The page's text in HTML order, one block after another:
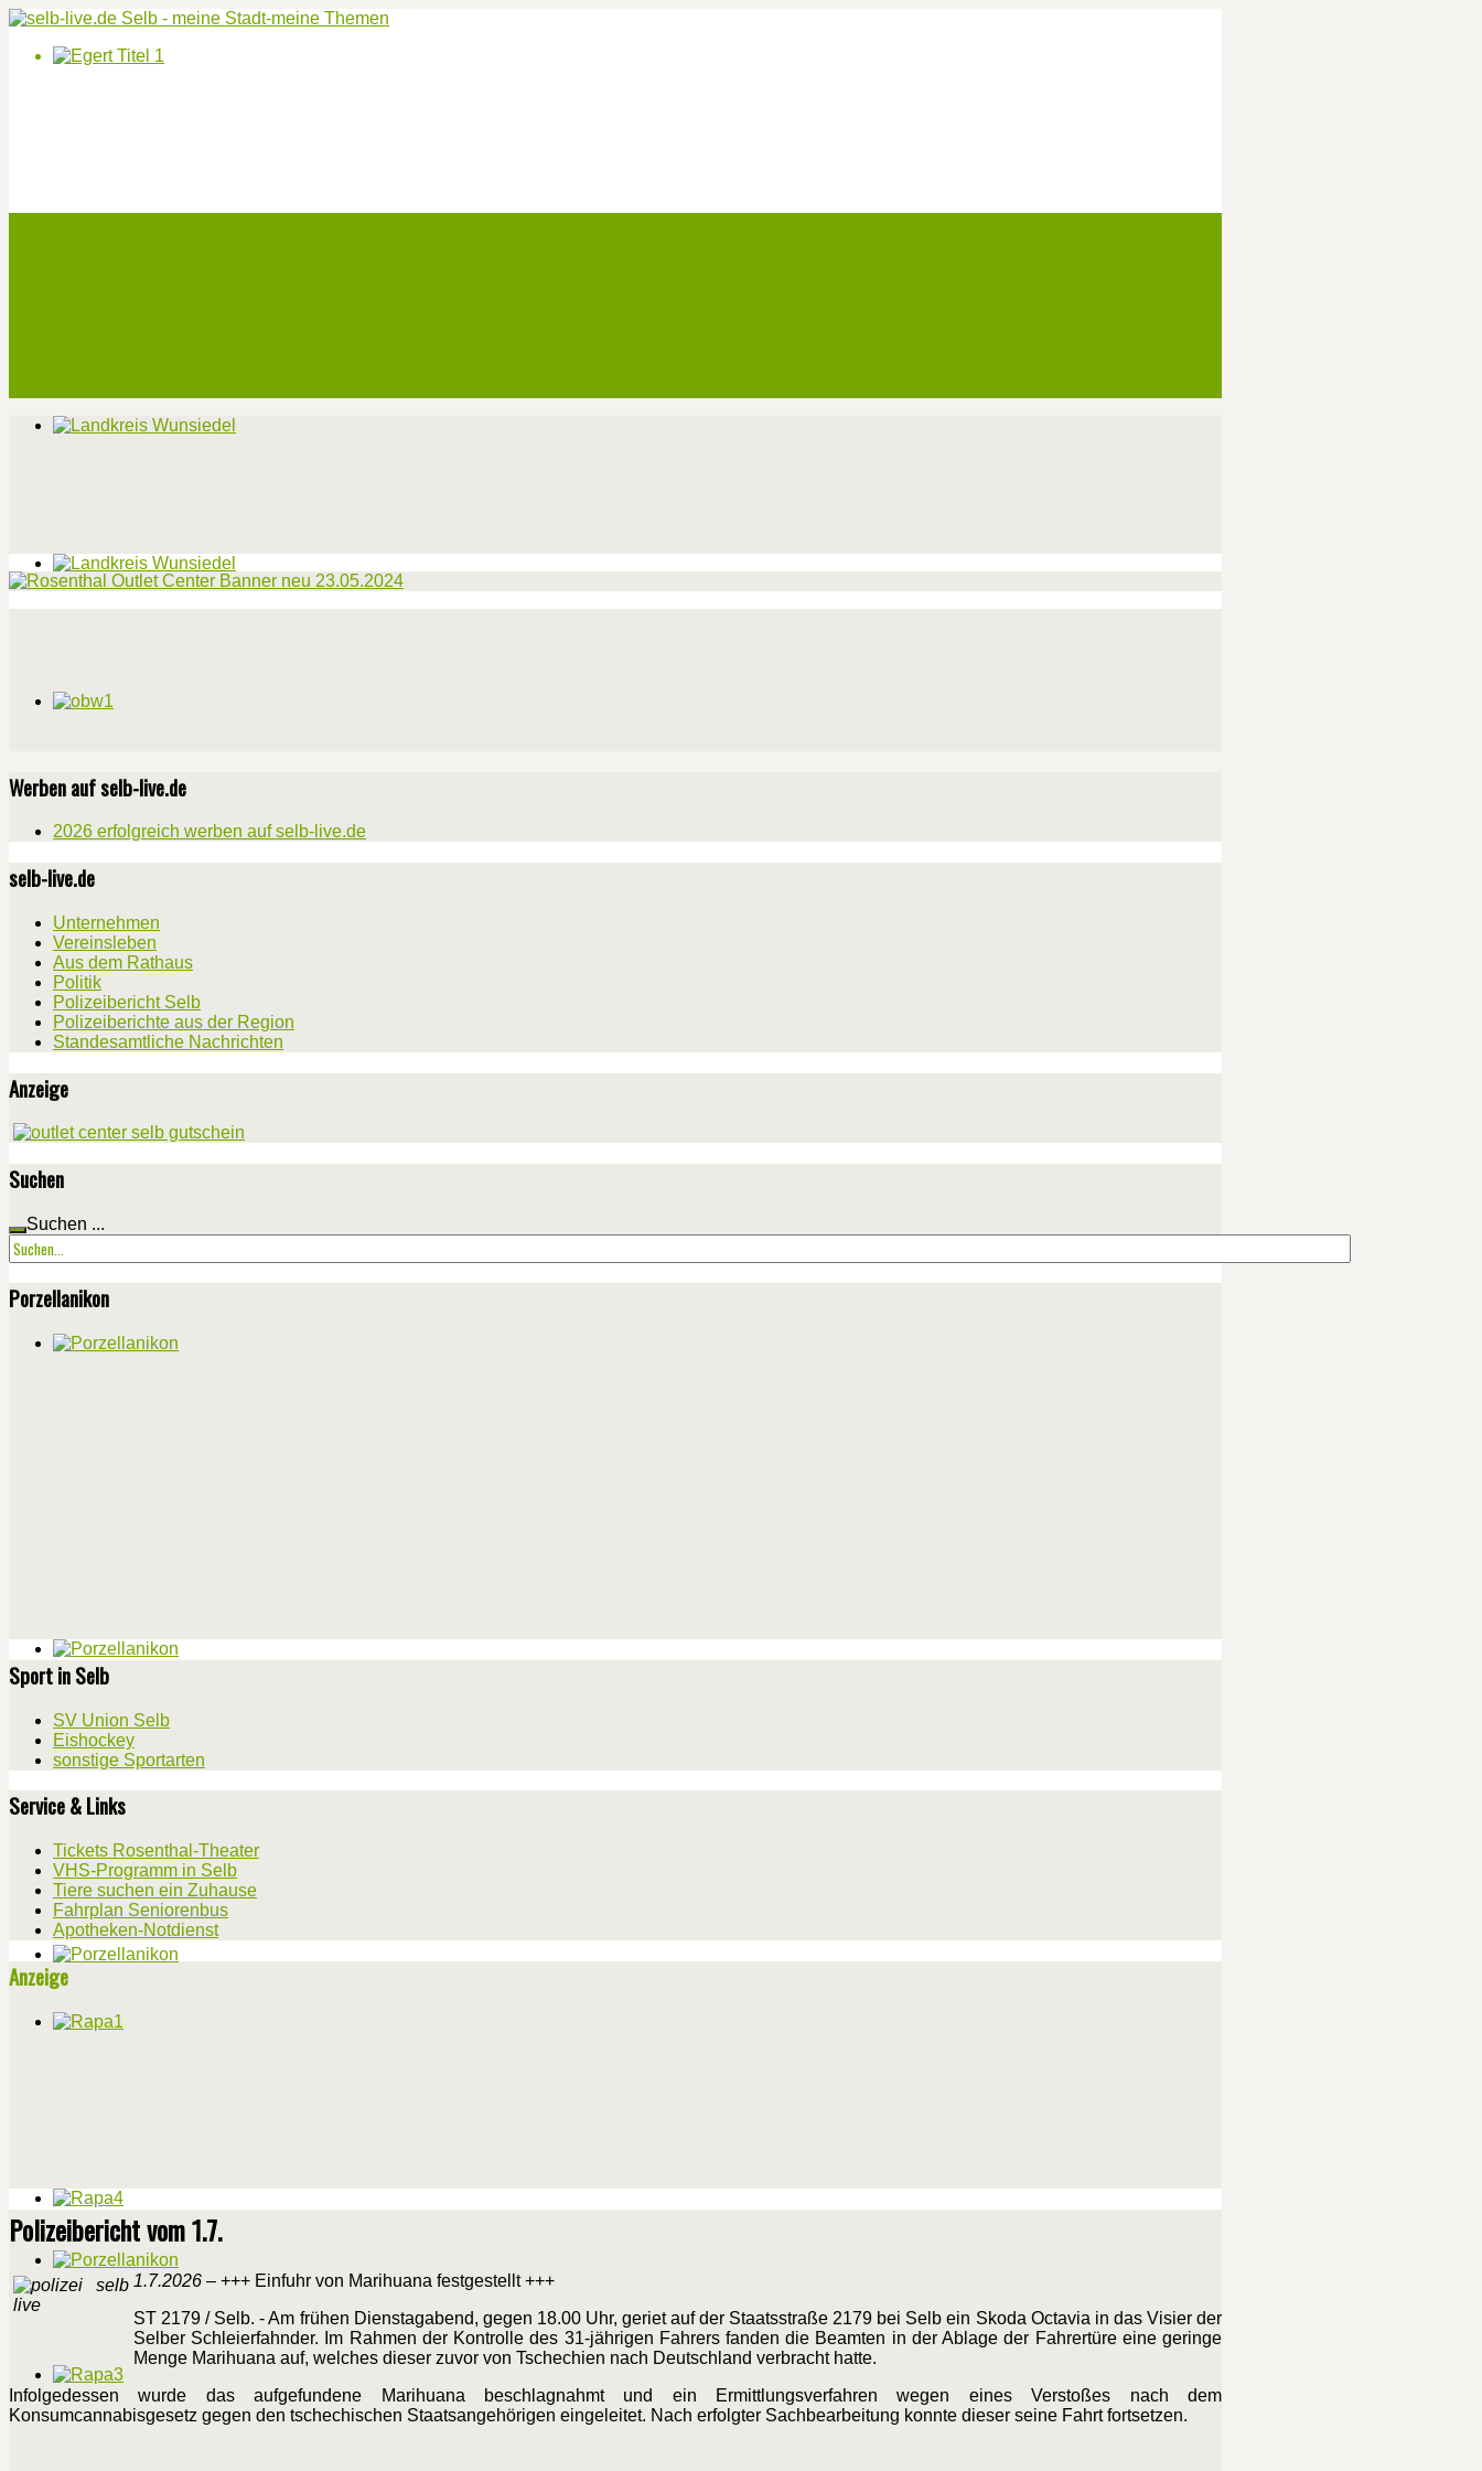
Werben auf selb-live.de
2026 erfolgreich werben auf selb-live.de
selb-live.de
Unternehmen
Vereinsleben
Aus dem Rathaus
Politik
Polizeibericht Selb
Polizeiberichte aus der Region
Standesamtliche Nachrichten
Anzeige
Suchen
Suchen ...
Porzellanikon
Sport in Selb
SV Union Selb
Eishockey
sonstige Sportarten
Service & Links
Tickets Rosenthal-Theater
VHS-Programm in Selb
Tiere suchen ein Zuhause
Fahrplan Seniorenbus
Apotheken-Notdienst
Anzeige
Polizeibericht vom 1.7.
1.7.2026 – +++ Einfuhr von Marihuana festgestellt +++
ST 2179 / Selb. - Am frühen Dienstagabend, gegen 18.00 Uhr, geriet auf der Staatsstraße 2179 bei Selb ein Skoda Octavia in das Visier der
Selber Schleierfahnder. Im Rahmen der Kontrolle des 31-jährigen Fahrers fanden die Beamten in der Ablage der Fahrertüre eine geringe
Menge Marihuana auf, welches dieser zuvor von Tschechien nach Deutschland verbracht hatte.
Infolgedessen wurde das aufgefundene Marihuana beschlagnahmt und ein Ermittlungsverfahren wegen eines Verstoßes nach dem
Konsumcannabisgesetz gegen den tschechischen Staatsangehörigen eingeleitet. Nach erfolgter Sachbearbeitung konnte dieser seine Fahrt fortsetzen.